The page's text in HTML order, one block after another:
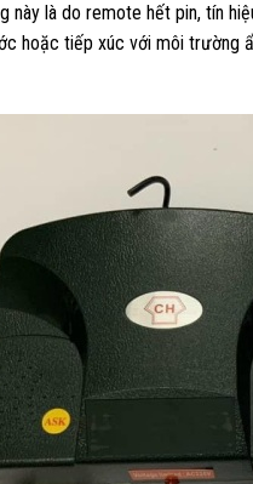
này là do remote hết pin, tín
hoặc tiếp xúc với môi trường